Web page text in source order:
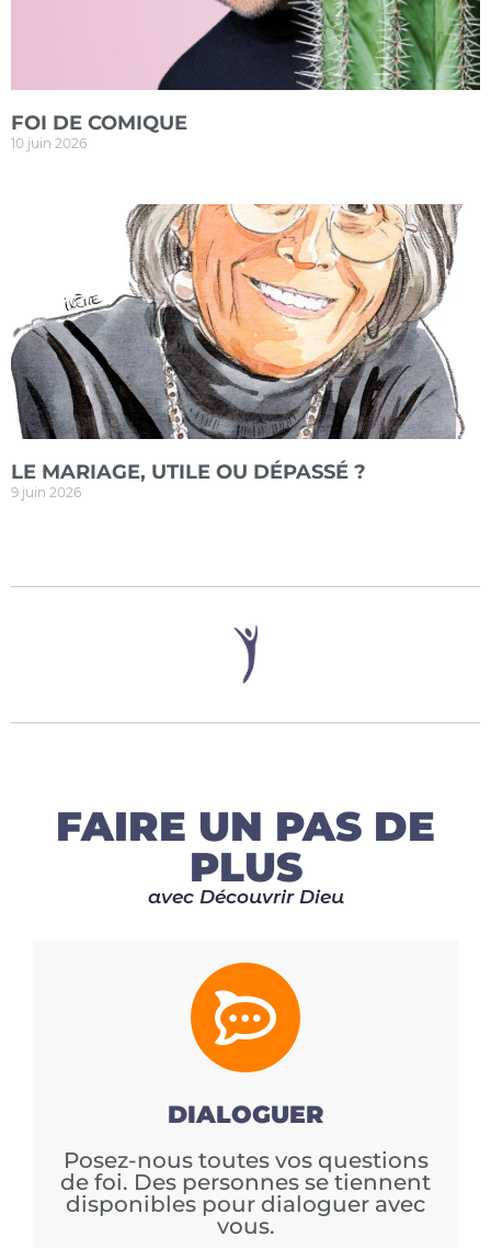
FOI DE COMIQUE
10 juin 2026
LE MARIAGE, UTILE OU DÉPASSÉ ?
9 juin 2026
FAIRE UN PAS DE
PLUS
avec Découvrir Dieu
DIALOGUER
Posez-nous toutes vos questions
de foi. Des personnes se tiennent
disponibles pour dialoguer avec
vous.